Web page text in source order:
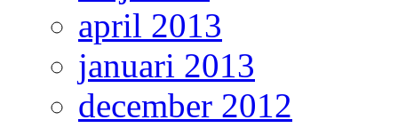
april 2013
januari 2013
december 2012